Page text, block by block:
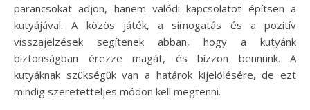
parancsokat adjon, hanem valódi kapcsolatot építsen a
kutyájával. A közös játék, a simogatás és a pozitív
visszajelzések segítenek abban, hogy a kutyánk
biztonságban érezze magát, és bízzon bennünk. A
kutyáknak szükségük van a határok kijelölésére, de ezt
mindig szeretetteljes módon kell megtenni.